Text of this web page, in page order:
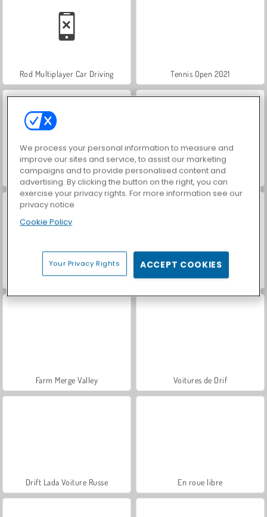
Rod Multiplayer Car Driving Tennis Open 2021
Hidden Object: Street of Secrets VegaMix Da Vinci Puzzles
Let's Fish! ASMR Makeover & Makeup Studio
Farm Merge Valley Voitures de Drif
Drift Lada Voiture Russe En roue libre
We process your personal information to measure and
improve our sites and service, to assist our marketing
campaigns and to provide personalised content and
advertising. By clicking the button on the right, you can
exercise your privacy rights. For more information see our
privacy notice
Cookie Policy
Your Privacy Rights ACCEPT COOKIES